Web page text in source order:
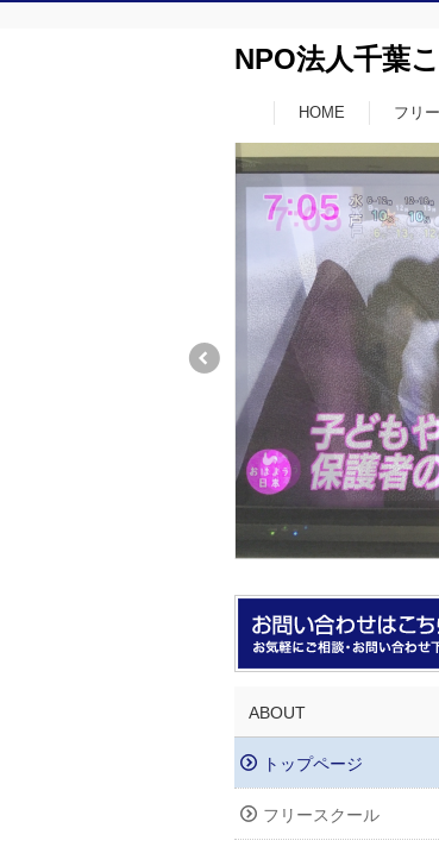
NPO法人千葉
HOME フリ
ABOUT
トップページ
フリースクール